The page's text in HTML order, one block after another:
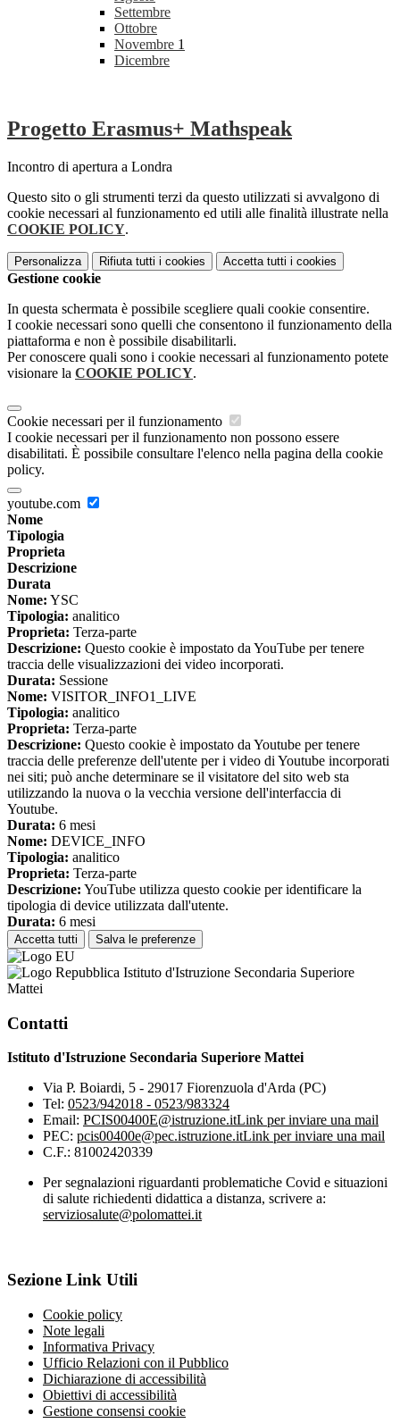
Settembre
Ottobre
Novembre 1
Dicembre
Progetto Erasmus+ Mathspeak
Incontro di apertura a Londra
Questo sito o gli strumenti terzi da questo utilizzati si avvalgono di
cookie necessari al funzionamento ed utili alle finalità illustrate nella
COOKIE POLICY.
Personalizza Rifiuta tutti i cookies Accetta tutti i cookies
Gestione cookie
In questa schermata è possibile scegliere quali cookie consentire.
I cookie necessari sono quelli che consentono il funzionamento della
piattaforma e non è possibile disabilitarli.
Per conoscere quali sono i cookie necessari al funzionamento potete
visionare la COOKIE POLICY.
Cookie necessari per il funzionamento
I cookie necessari per il funzionamento non possono essere
disabilitati. È possibile consultare l'elenco nella pagina della cookie
policy.
youtube.com
Nome
Tipologia
Proprieta
Descrizione
Durata
Nome: YSC
Tipologia: analitico
Proprieta: Terza-parte
Descrizione: Questo cookie è impostato da YouTube per tenere
traccia delle visualizzazioni dei video incorporati.
Durata: Sessione
Nome: VISITOR_INFO1_LIVE
Tipologia: analitico
Proprieta: Terza-parte
Descrizione: Questo cookie è impostato da Youtube per tenere
traccia delle preferenze dell'utente per i video di Youtube incorporati
nei siti; può anche determinare se il visitatore del sito web sta
utilizzando la nuova o la vecchia versione dell'interfaccia di
Youtube.
Durata: 6 mesi
Nome: DEVICE_INFO
Tipologia: analitico
Proprieta: Terza-parte
Descrizione: YouTube utilizza questo cookie per identificare la
tipologia di device utilizzata dall'utente.
Durata: 6 mesi
Accetta tutti Salva le preferenze
Istituto d'Istruzione Secondaria Superiore
Mattei
Contatti
Istituto d'Istruzione Secondaria Superiore Mattei
Via P. Boiardi, 5 - 29017 Fiorenzuola d'Arda (PC)
Tel: 0523/942018 - 0523/983324
Email: PCIS00400E@istruzione.itLink per inviare una mail
PEC: pcis00400e@pec.istruzione.itLink per inviare una mail
C.F.: 81002420339
Per segnalazioni riguardanti problematiche Covid e situazioni
di salute richiedenti didattica a distanza, scrivere a:
serviziosalute@polomattei.it
Sezione Link Utili
Cookie policy
Note legali
Informativa Privacy
Ufficio Relazioni con il Pubblico
Dichiarazione di accessibilità
Obiettivi di accessibilità
Gestione consensi cookie